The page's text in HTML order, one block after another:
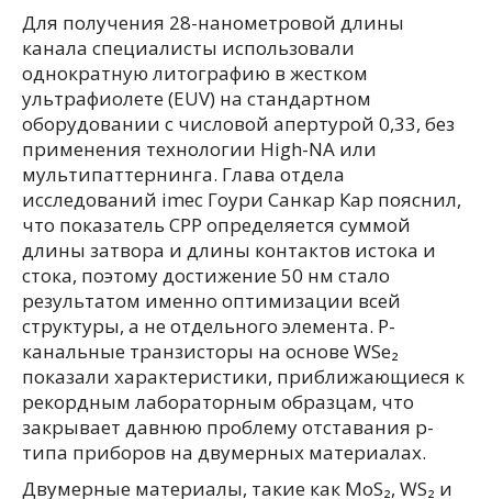
Для получения 28-нанометровой длины
канала специалисты использовали
однократную литографию в жестком
ультрафиолете (EUV) на стандартном
оборудовании с числовой апертурой 0,33, без
применения технологии High-NA или
мультипаттернинга. Глава отдела
исследований imec Гоури Санкар Кар пояснил,
что показатель CPP определяется суммой
длины затвора и длины контактов истока и
стока, поэтому достижение 50 нм стало
результатом именно оптимизации всей
структуры, а не отдельного элемента. P-
канальные транзисторы на основе WSe₂
показали характеристики, приближающиеся к
рекордным лабораторным образцам, что
закрывает давнюю проблему отставания p-
типа приборов на двумерных материалах.
Двумерные материалы, такие как MoS₂, WS₂ и